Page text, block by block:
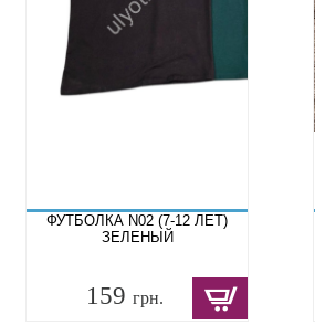
ФУТБОЛКА N02 (7-12 ЛЕТ)
ЗЕЛЕНЫЙ
159 грн.